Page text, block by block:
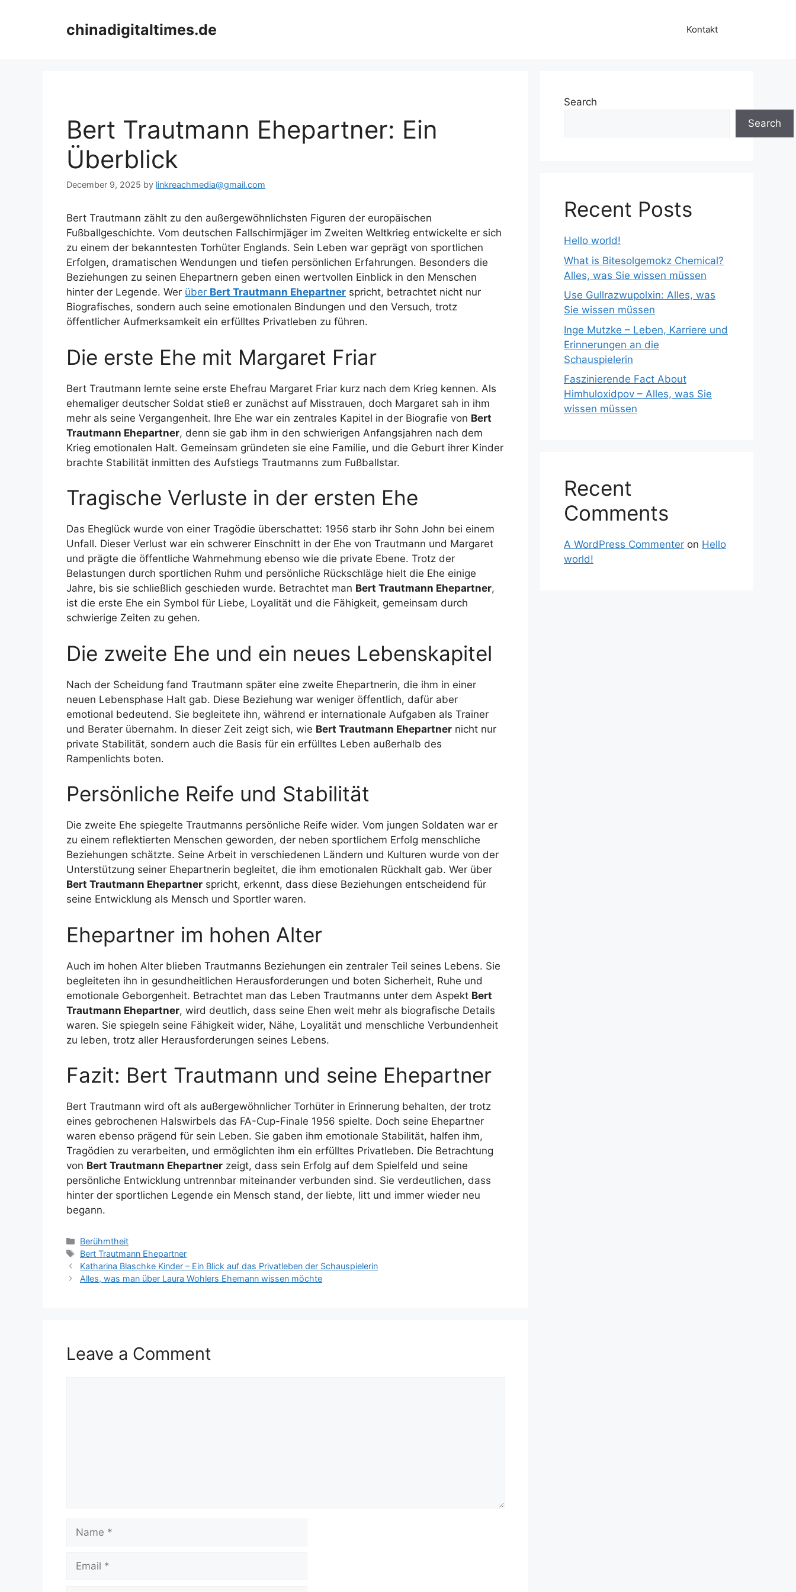
chinadigitaltimes.de Kontakt
Bert Trautmann Ehepartner: Ein
Überblick
December 9, 2025 by linkreachmedia@gmail.com
Bert Trautmann zählt zu den außergewöhnlichsten Figuren der europäischen
Fußballgeschichte. Vom deutschen Fallschirmjäger im Zweiten Weltkrieg entwickelte er sich
zu einem der bekanntesten Torhüter Englands. Sein Leben war geprägt von sportlichen
Erfolgen, dramatischen Wendungen und tiefen persönlichen Erfahrungen. Besonders die
Beziehungen zu seinen Ehepartnern geben einen wertvollen Einblick in den Menschen
hinter der Legende. Wer über Bert Trautmann Ehepartner spricht, betrachtet nicht nur
Biografisches, sondern auch seine emotionalen Bindungen und den Versuch, trotz
öffentlicher Aufmerksamkeit ein erfülltes Privatleben zu führen.
Die erste Ehe mit Margaret Friar
Bert Trautmann lernte seine erste Ehefrau Margaret Friar kurz nach dem Krieg kennen. Als
ehemaliger deutscher Soldat stieß er zunächst auf Misstrauen, doch Margaret sah in ihm
mehr als seine Vergangenheit. Ihre Ehe war ein zentrales Kapitel in der Biografie von Bert
Trautmann Ehepartner, denn sie gab ihm in den schwierigen Anfangsjahren nach dem
Krieg emotionalen Halt. Gemeinsam gründeten sie eine Familie, und die Geburt ihrer Kinder
brachte Stabilität inmitten des Aufstiegs Trautmanns zum Fußballstar.
Tragische Verluste in der ersten Ehe
Das Eheglück wurde von einer Tragödie überschattet: 1956 starb ihr Sohn John bei einem
Unfall. Dieser Verlust war ein schwerer Einschnitt in der Ehe von Trautmann und Margaret
und prägte die öffentliche Wahrnehmung ebenso wie die private Ebene. Trotz der
Belastungen durch sportlichen Ruhm und persönliche Rückschläge hielt die Ehe einige
Jahre, bis sie schließlich geschieden wurde. Betrachtet man Bert Trautmann Ehepartner,
ist die erste Ehe ein Symbol für Liebe, Loyalität und die Fähigkeit, gemeinsam durch
schwierige Zeiten zu gehen.
Die zweite Ehe und ein neues Lebenskapitel
Nach der Scheidung fand Trautmann später eine zweite Ehepartnerin, die ihm in einer
neuen Lebensphase Halt gab. Diese Beziehung war weniger öffentlich, dafür aber
emotional bedeutend. Sie begleitete ihn, während er internationale Aufgaben als Trainer
und Berater übernahm. In dieser Zeit zeigt sich, wie Bert Trautmann Ehepartner nicht nur
private Stabilität, sondern auch die Basis für ein erfülltes Leben außerhalb des
Rampenlichts boten.
Persönliche Reife und Stabilität
Die zweite Ehe spiegelte Trautmanns persönliche Reife wider. Vom jungen Soldaten war er
zu einem reflektierten Menschen geworden, der neben sportlichem Erfolg menschliche
Beziehungen schätzte. Seine Arbeit in verschiedenen Ländern und Kulturen wurde von der
Unterstützung seiner Ehepartnerin begleitet, die ihm emotionalen Rückhalt gab. Wer über
Bert Trautmann Ehepartner spricht, erkennt, dass diese Beziehungen entscheidend für
seine Entwicklung als Mensch und Sportler waren.
Ehepartner im hohen Alter
Auch im hohen Alter blieben Trautmanns Beziehungen ein zentraler Teil seines Lebens. Sie
begleiteten ihn in gesundheitlichen Herausforderungen und boten Sicherheit, Ruhe und
emotionale Geborgenheit. Betrachtet man das Leben Trautmanns unter dem Aspekt Bert
Trautmann Ehepartner, wird deutlich, dass seine Ehen weit mehr als biografische Details
waren. Sie spiegeln seine Fähigkeit wider, Nähe, Loyalität und menschliche Verbundenheit
zu leben, trotz aller Herausforderungen seines Lebens.
Fazit: Bert Trautmann und seine Ehepartner
Bert Trautmann wird oft als außergewöhnlicher Torhüter in Erinnerung behalten, der trotz
eines gebrochenen Halswirbels das FA-Cup-Finale 1956 spielte. Doch seine Ehepartner
waren ebenso prägend für sein Leben. Sie gaben ihm emotionale Stabilität, halfen ihm,
Tragödien zu verarbeiten, und ermöglichten ihm ein erfülltes Privatleben. Die Betrachtung
von Bert Trautmann Ehepartner zeigt, dass sein Erfolg auf dem Spielfeld und seine
persönliche Entwicklung untrennbar miteinander verbunden sind. Sie verdeutlichen, dass
hinter der sportlichen Legende ein Mensch stand, der liebte, litt und immer wieder neu
begann.
Categories
Berühmtheit
Tags
Bert Trautmann Ehepartner
Katharina Blaschke Kinder – Ein Blick auf das Privatleben der Schauspielerin
Alles, was man über Laura Wohlers Ehemann wissen möchte
Leave a Comment
Name
Email
Search
Search
Recent Posts
Hello world!
What is Bitesolgemokz Chemical?
Alles, was Sie wissen müssen
Use Gullrazwupolxin: Alles, was
Sie wissen müssen
Inge Mutzke – Leben, Karriere und
Erinnerungen an die
Schauspielerin
Faszinierende Fact About
Himhuloxidpov – Alles, was Sie
wissen müssen
Recent
Comments
A WordPress Commenter on Hello
world!